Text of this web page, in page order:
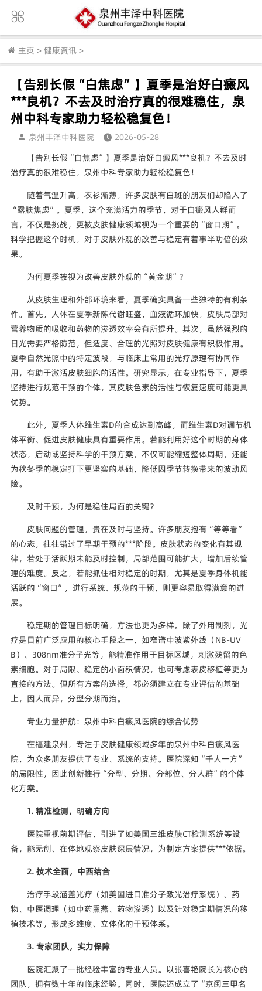
主页 > 健康资讯 >
【告别长假“白焦虑”】夏季是治好白癜风
***良机？不去及时治疗真的很难稳住，泉
州中科专家助力轻松稳复色！
泉州丰泽中科医院
2026-05-28
【告别长假“白焦虑”】夏季是治好白癜风***良机？不去及时
治疗真的很难稳住，泉州中科专家助力轻松稳复色！
随着气温升高，衣衫渐薄，许多皮肤有白斑的朋友们却陷入了
“露肤焦虑”。夏季，这个充满活力的季节，对于白癜风人群而
言，不仅是挑战，更被皮肤健康领域视为一个重要的“窗口期”。
科学把握这个时机，对于皮肤外观的改善与稳定有着事半功倍的效
果。
为何夏季被视为改善皮肤外观的“黄金期”？
从皮肤生理和外部环境来看，夏季确实具备一些独特的有利条
件。首先，人体在夏季新陈代谢旺盛，血液循环加快，皮肤局部对
营养物质的吸收和药物的渗透效率会有所提升。其次，虽然强烈的
日光需要严格防范，但适度、合理的光照对皮肤健康有积极作用。
夏季自然光照中的特定波段，与临床上常用的光疗原理有协同作
用，有助于激活皮肤细胞的活性。研究显示，在专业指导下，夏季
坚持进行规范干预的个体，其皮肤色素的活性与恢复速度可能更具
优势。
此外，夏季人体维生素D的合成达到高峰，而维生素D对调节机
体平衡、促进皮肤健康具有重要作用。若能利用好这个时期的身体
状态，启动或坚持科学的干预方案，不仅可能缩短整体周期，还能
为秋冬季的稳定打下更坚实的基础，降低因季节转换带来的波动风
险。
及时干预，为何是稳住局面的关键？
皮肤问题的管理，贵在及时与坚持。许多朋友抱有“等等看”
的心态，往往错过了早期干预的***阶段。皮肤状态的变化有其规
律，若处于活跃期未能及时控制，局部范围可能扩大，增加后续管
理的难度。反之，若能抓住相对稳定的时期，尤其是夏季身体机能
活跃的“窗口”，进行系统、规范的干预，则更容易取得满意的进
展。
稳定期的管理目标明确，方法也更为多样。除了外用制剂，光
疗是目前广泛应用的核心手段之一，如窄谱中波紫外线（NB-UV
B）、308nm准分子光等，能精准作用于目标区域，刺激残留的色
素细胞。对于局限、稳定的小面积情况，也可考虑表皮移植等更为
直接的方法。但所有方案的选择，都必须建立在专业评估的基础
上，因人而异，分型分期而治。
专业力量护航：泉州中科白癜风医院的综合优势
在福建泉州，专注于皮肤健康领域多年的泉州中科白癜风医
院，为众多朋友提供了专业、系统的支持。医院深知“千人一方”
的局限性，因此创新推行“分型、分期、分部位、分人群”的个体
化方案。
1. 精准检测，明确方向
医院重视前期评估，引进了如美国三维皮肤CT检测系统等设
备，能无创、在体地观察皮肤深层情况，为制定方案提供***依据。
2. 技术全面，中西结合
治疗手段涵盖光疗（如美国进口准分子激光治疗系统）、药
物、中医调理（如中药熏蒸、药物渗透）以及针对稳定期情况的移
植技术等，形成多维度、立体化的干预体系。
3. 专家团队，实力保障
医院汇聚了一批经验丰富的专业人员。以张喜艳院长为核心的
团队，拥有数十年的临床经验。同时，医院还成立了“京闽三甲名